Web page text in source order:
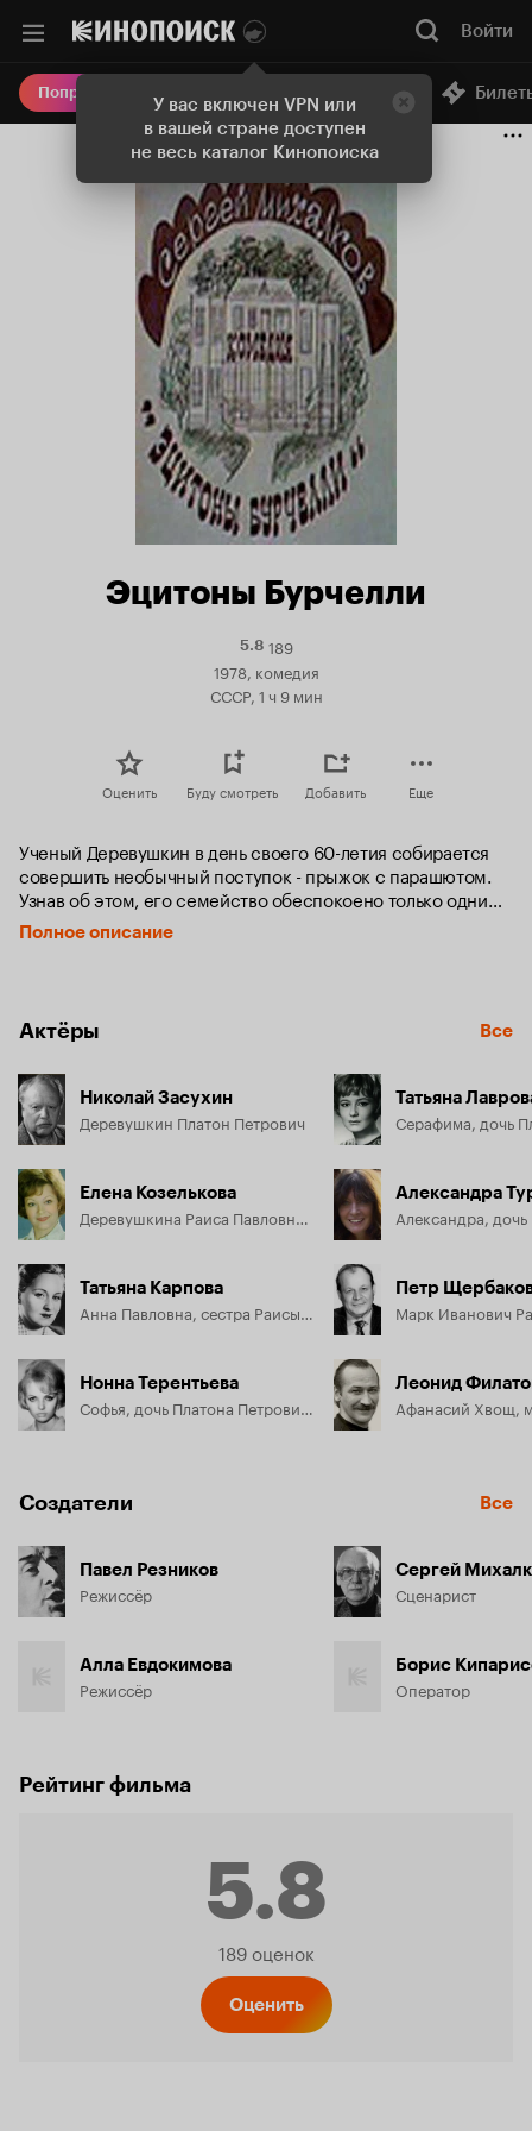
У вас включен VPN или
в вашей стране доступен
не весь каталог Кинопоиска
Войти
Попробовать Плюс Онлайн-кинотеатр
Эцитоны Бурчелли
5.8Рейтинг
189
1978, комедия
СССР, 1 ч 9 мин
Оценить Буду смотреть Добавить Еще
Ученый Деревушкин в день своего 60-летия собирается
совершить необычный поступок - прыжок с парашютом.
Узнав об этом, его семейство обеспокоено только одним:
если Деревушкин погибнет, то кому достанется
наследство. Однако прыжок прошел удачно и все
Полное описание
Актёры Все
Николай Засухин
Деревушкин Платон Петрович
Елена Козелькова
Деревушкина Раиса Павловна, вторая жена Платона Петровича
Татьяна Карпова
Анна Павловна, сестра Раисы Павловны, зубной врач
Нонна Терентьева
Софья, дочь Платона Петровича, жена Растегая
Татьяна
Александра
Петр
Леонид
Создатели Все
Павел Резников
Режиссёр
Алла Евдокимова
Режиссёр
Сергей
Сценарист
Борис
Оператор
Рейтинг фильма
5.8
Рейтинг
189 оценок
Оценить